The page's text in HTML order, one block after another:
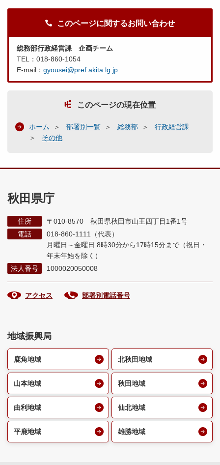
このページに関するお問い合わせ
総務部行政経営課 企画チーム
TEL：018-860-1054
E-mail： gyousei@pref.akita.lg.jp
このページの現在位置
ホーム 部署別一覧 総務部
行政経営課
その他
秋田県庁
住所
〒010-8570 秋田県秋田市山王四丁目1番1号
電話
018-860-1111（代表）
月曜日～金曜日 8時30分から17時15分まで （祝日・
年末年始を除く）
法人番号
1000020050008
アクセス 部署別電話番号
地域振興局
鹿角地域 北秋田地域
山本地域 秋田地域
由利地域 仙北地域
平鹿地域 雄勝地域